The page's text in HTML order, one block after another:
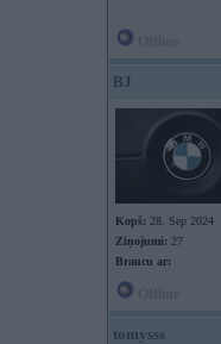
BJ
Kopš: 28. Sep 2024
Ziņojumi: 27
Braucu ar:
tomysss